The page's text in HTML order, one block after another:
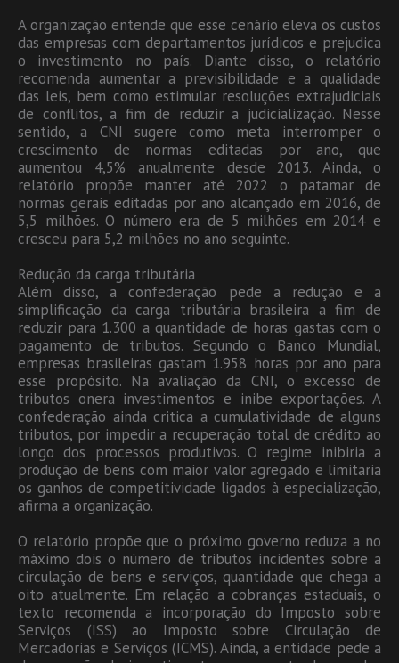
A organização entende que esse cenário eleva os custos
das empresas com departamentos jurídicos e prejudica
o investimento no país. Diante disso, o relatório
recomenda aumentar a previsibilidade e a qualidade
das leis, bem como estimular resoluções extrajudiciais
de conflitos, a fim de reduzir a judicialização. Nesse
sentido, a CNI sugere como meta interromper o
crescimento de normas editadas por ano, que
aumentou 4,5% anualmente desde 2013. Ainda, o
relatório propõe manter até 2022 o patamar de
normas gerais editadas por ano alcançado em 2016, de
5,5 milhões. O número era de 5 milhões em 2014 e
cresceu para 5,2 milhões no ano seguinte.
Redução da carga tributária
Além disso, a confederação pede a redução e a
simplificação da carga tributária brasileira a fim de
reduzir para 1.300 a quantidade de horas gastas com o
pagamento de tributos. Segundo o Banco Mundial,
empresas brasileiras gastam 1.958 horas por ano para
esse propósito. Na avaliação da CNI, o excesso de
tributos onera investimentos e inibe exportações. A
confederação ainda critica a cumulatividade de alguns
tributos, por impedir a recuperação total de crédito ao
longo dos processos produtivos. O regime inibiria a
produção de bens com maior valor agregado e limitaria
os ganhos de competitividade ligados à especialização,
afirma a organização.
O relatório propõe que o próximo governo reduza a no
máximo dois o número de tributos incidentes sobre a
circulação de bens e serviços, quantidade que chega a
oito atualmente. Em relação a cobranças estaduais, o
texto recomenda a incorporação do Imposto sobre
Serviços (ISS) ao Imposto sobre Circulação de
Mercadorias e Serviços (ICMS). Ainda, a entidade pede a